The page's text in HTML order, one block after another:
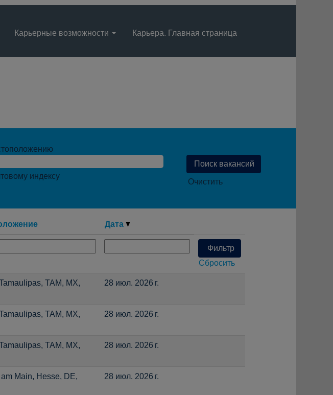
Карьерные возможности Карьера. Главная страница
индексу
Очистить
Дата
Сбросить
TAM, MX,
28 июл. 2026 г.
TAM, MX,
28 июл. 2026 г.
TAM, MX,
28 июл. 2026 г.
am Main, Hesse, DE,
28 июл. 2026 г.